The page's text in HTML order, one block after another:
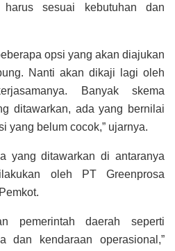
harus sesuai kebutuhan dan
opsi yang akan diajukan
Nanti akan dikaji lagi oleh
Banyak skema
ditawarkan, ada yang bernilai
yang belum cocok,” ujarnya.
yang ditawarkan di antaranya
oleh PT Greenprosa
pemerintah daerah seperti
dan kendaraan operasional,”